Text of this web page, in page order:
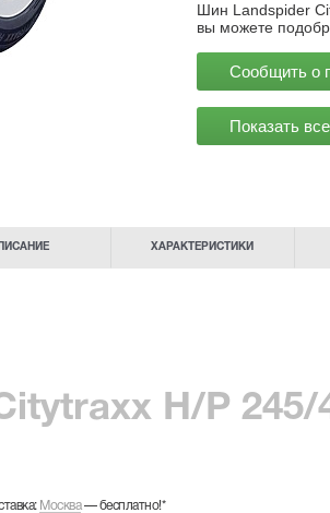
Шин Landspider
вы можете
Сообщить о
Показать
ХАРАКТЕРИСТИКИ
H/P 245/
Москва—бесплатно!*